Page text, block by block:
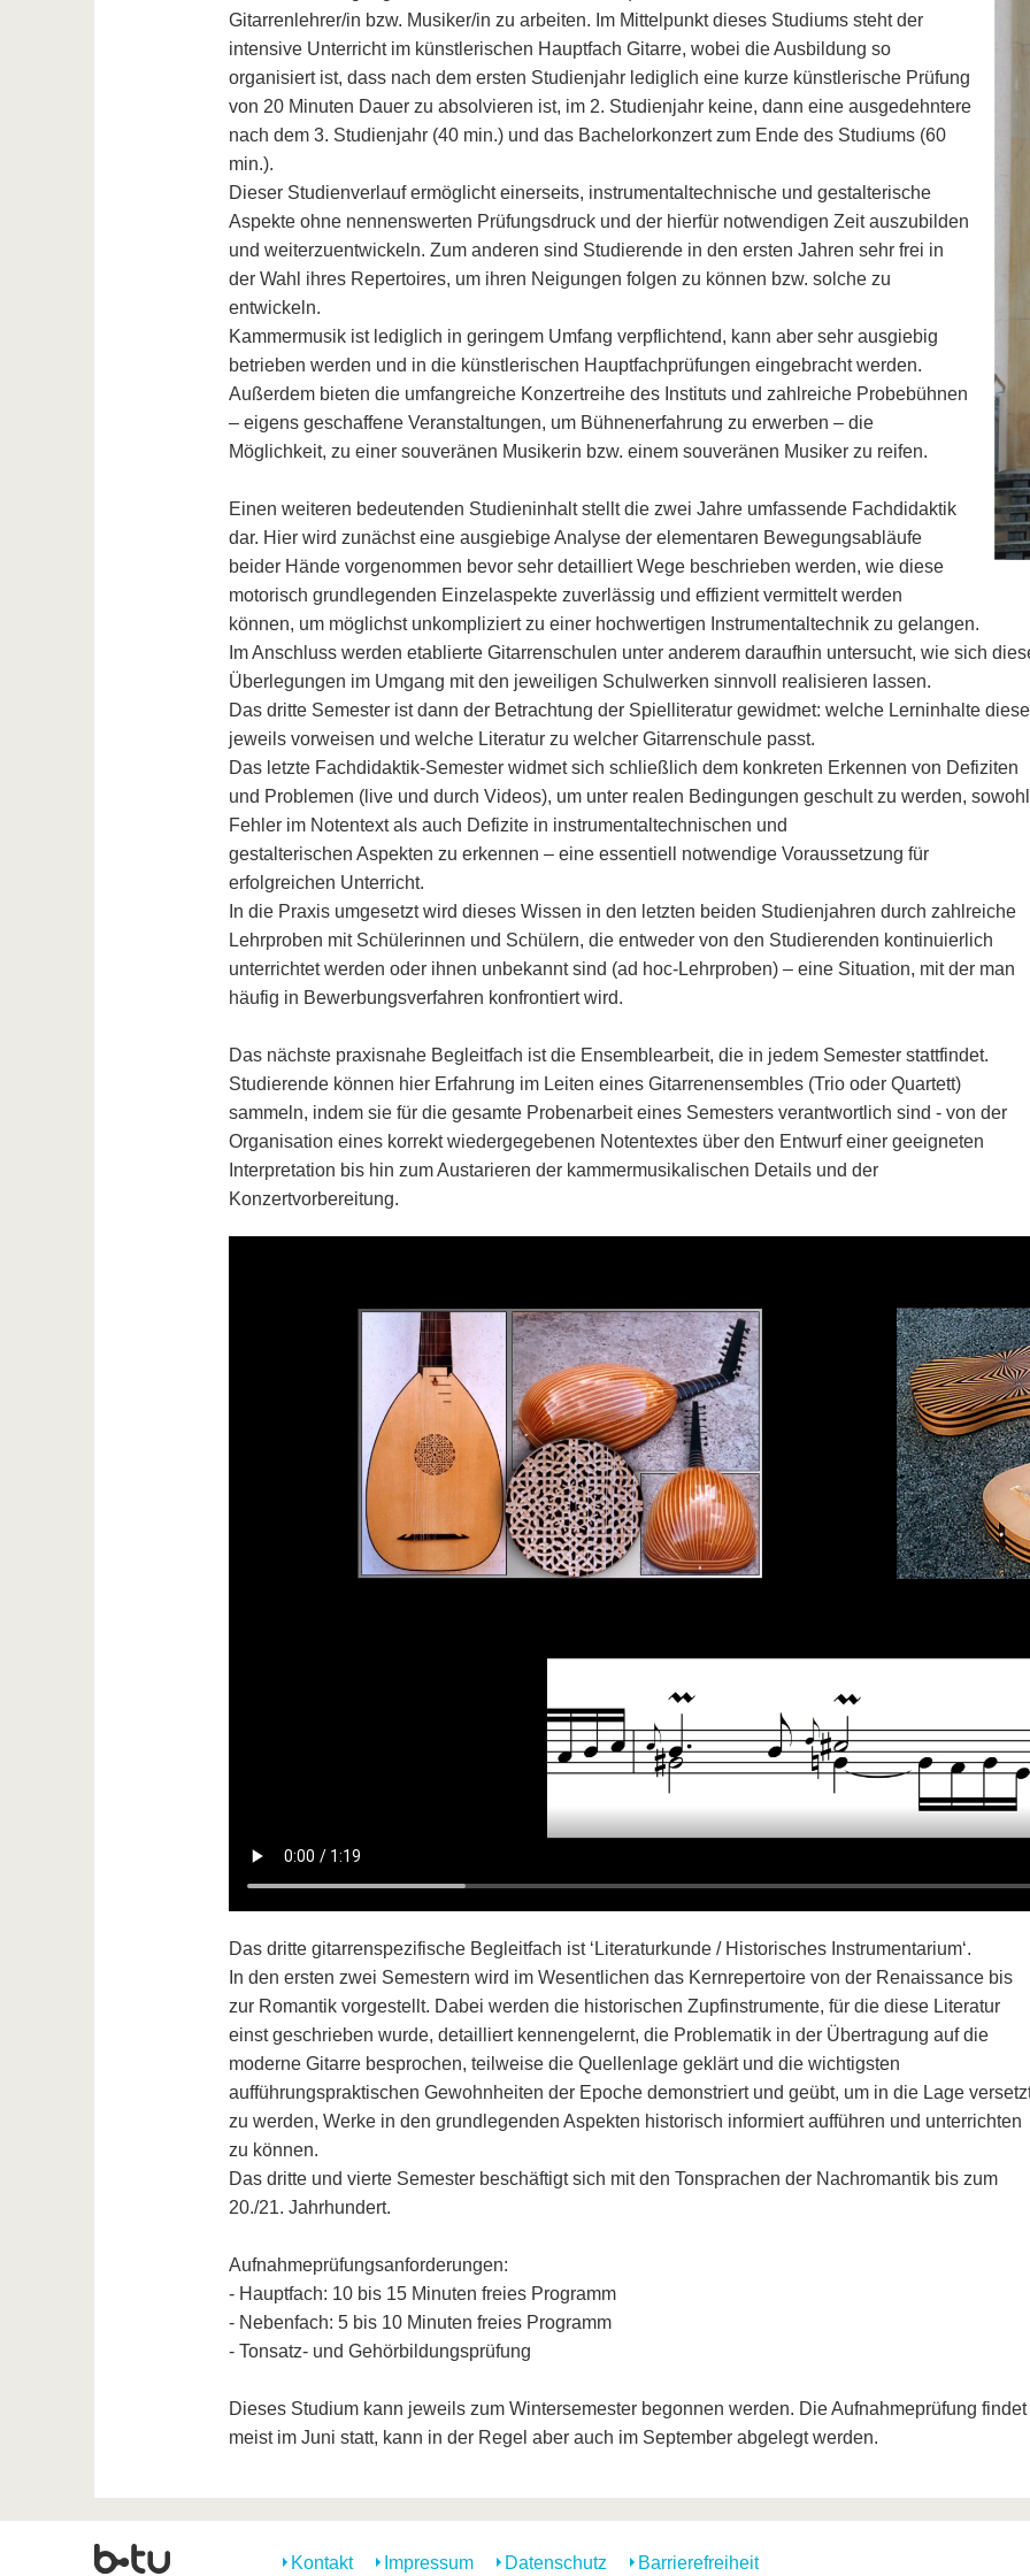
Gitarrenlehrer/in bzw. Musiker/in zu arbeiten. Im Mittelpunkt dieses Studiums steht der
intensive Unterricht im künstlerischen Hauptfach Gitarre, wobei die Ausbildung so
organisiert ist, dass nach dem ersten Studienjahr lediglich eine kurze künstlerische Prüfung
von 20 Minuten Dauer zu absolvieren ist, im 2. Studienjahr keine, dann eine ausgedehntere
nach dem 3. Studienjahr (40 min.) und das Bachelorkonzert zum Ende des Studiums (60
min.).
Dieser Studienverlauf ermöglicht einerseits, instrumentaltechnische und gestalterische
Aspekte ohne nennenswerten Prüfungsdruck und der hierfür notwendigen Zeit auszubilden
und weiterzuentwickeln. Zum anderen sind Studierende in den ersten Jahren sehr frei in
der Wahl ihres Repertoires, um ihren Neigungen folgen zu können bzw. solche zu
entwickeln.
Kammermusik ist lediglich in geringem Umfang verpflichtend, kann aber sehr ausgiebig
betrieben werden und in die künstlerischen Hauptfachprüfungen eingebracht werden.
Außerdem bieten die umfangreiche Konzertreihe des Instituts und zahlreiche Probebühnen
– eigens geschaffene Veranstaltungen, um Bühnenerfahrung zu erwerben – die
Möglichkeit, zu einer souveränen Musikerin bzw. einem souveränen Musiker zu reifen.
Einen weiteren bedeutenden Studieninhalt stellt die zwei Jahre umfassende Fachdidaktik
dar. Hier wird zunächst eine ausgiebige Analyse der elementaren Bewegungsabläufe
beider Hände vorgenommen bevor sehr detailliert Wege beschrieben werden, wie diese
motorisch grundlegenden Einzelaspekte zuverlässig und effizient vermittelt werden
können, um möglichst unkompliziert zu einer hochwertigen Instrumentaltechnik zu gelangen.
Im Anschluss werden etablierte Gitarrenschulen unter anderem daraufhin untersucht, wie sich
Überlegungen im Umgang mit den jeweiligen Schulwerken sinnvoll realisieren lassen.
Das dritte Semester ist dann der Betrachtung der Spielliteratur gewidmet: welche Lerninhalte diese
jeweils vorweisen und welche Literatur zu welcher Gitarrenschule passt.
Das letzte Fachdidaktik-Semester widmet sich schließlich dem konkreten Erkennen von Defiziten
und Problemen (live und durch Videos), um unter realen Bedingungen geschult zu werden, sowohl
Fehler im Notentext als auch Defizite in instrumentaltechnischen und
gestalterischen Aspekten zu erkennen – eine essentiell notwendige Voraussetzung für
erfolgreichen Unterricht.
In die Praxis umgesetzt wird dieses Wissen in den letzten beiden Studienjahren durch zahlreiche
Lehrproben mit Schülerinnen und Schülern, die entweder von den Studierenden kontinuierlich
unterrichtet werden oder ihnen unbekannt sind (ad hoc-Lehrproben) – eine Situation, mit der man
häufig in Bewerbungsverfahren konfrontiert wird.
Das nächste praxisnahe Begleitfach ist die Ensemblearbeit, die in jedem Semester stattfindet.
Studierende können hier Erfahrung im Leiten eines Gitarrenensembles (Trio oder Quartett)
sammeln, indem sie für die gesamte Probenarbeit eines Semesters verantwortlich sind - von der
Organisation eines korrekt wiedergegebenen Notentextes über den Entwurf einer geeigneten
Interpretation bis hin zum Austarieren der kammermusikalischen Details und der
Konzertvorbereitung.
Das dritte gitarrenspezifische Begleitfach ist ‘Literaturkunde / Historisches Instrumentarium‘.
In den ersten zwei Semestern wird im Wesentlichen das Kernrepertoire von der Renaissance bis
zur Romantik vorgestellt. Dabei werden die historischen Zupfinstrumente, für die diese Literatur
einst geschrieben wurde, detailliert kennengelernt, die Problematik in der Übertragung auf die
moderne Gitarre besprochen, teilweise die Quellenlage geklärt und die wichtigsten
aufführungspraktischen Gewohnheiten der Epoche demonstriert und geübt, um in die Lage
zu werden, Werke in den grundlegenden Aspekten historisch informiert aufführen und unterrichten
zu können.
Das dritte und vierte Semester beschäftigt sich mit den Tonsprachen der Nachromantik bis zum
20./21. Jahrhundert.
Aufnahmeprüfungsanforderungen:
- Hauptfach: 10 bis 15 Minuten freies Programm
- Nebenfach: 5 bis 10 Minuten freies Programm
- Tonsatz- und Gehörbildungsprüfung
Dieses Studium kann jeweils zum Wintersemester begonnen werden. Die Aufnahmeprüfung findet
meist im Juni statt, kann in der Regel aber auch im September abgelegt werden.
Kontakt Impressum Datenschutz Barrierefreiheit